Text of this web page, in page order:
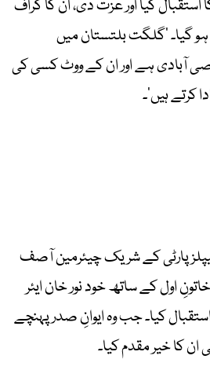
استقبال کیا اور عزت دی، ان کا گراف
گیا۔ ’گلگت بلتستان میں
آبادی ہے اور ان کے ووٹ کسی کی
کرتے ہیں‘۔
پارٹی کے شریک چیئرمین آصف
اول کے ساتھ خود نور خان ایئر
کیا۔ جب وہ ایوانِ صدر پہنچے
ان کا خیر مقدم کیا۔